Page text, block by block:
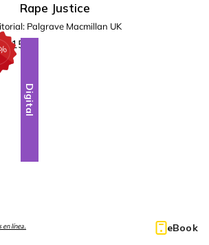
Rape Justice
Palgrave Macmillan UK
Digital
en línea. eBook